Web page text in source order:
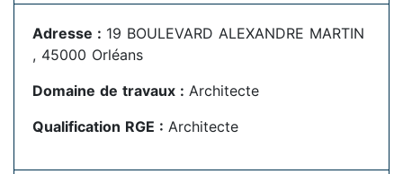
Adresse : 19 BOULEVARD ALEXANDRE MARTIN
, 45000 Orléans
Domaine de travaux : Architecte
Qualification RGE : Architecte